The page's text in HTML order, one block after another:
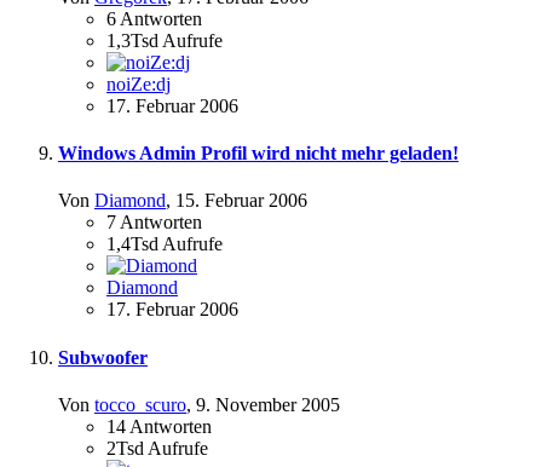
6 Antworten
1,3Tsd Aufrufe
noiZe:dj
17. Februar 2006
Windows Admin Profil wird nicht mehr geladen!
Von Diamond, 15. Februar 2006
7 Antworten
1,4Tsd Aufrufe
Diamond
17. Februar 2006
Subwoofer
Von tocco_scuro, 9. November 2005
14 Antworten
2Tsd Aufrufe